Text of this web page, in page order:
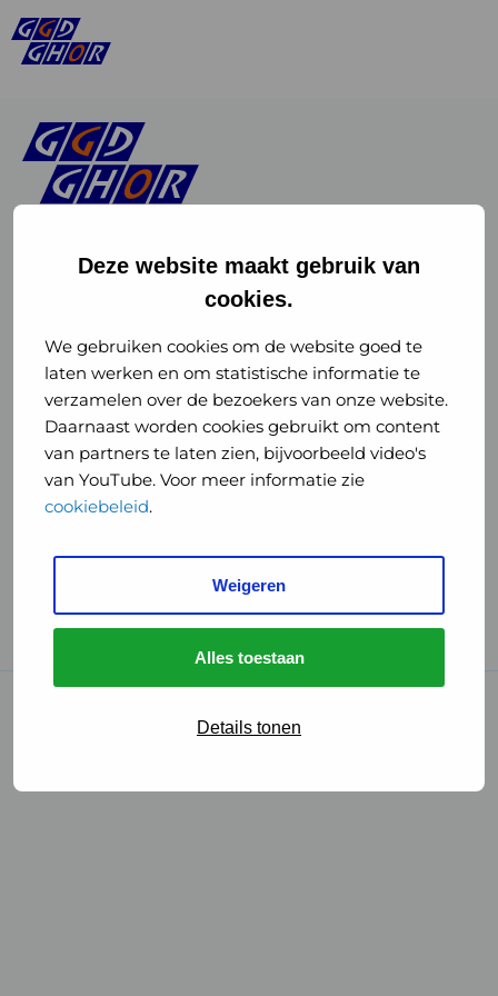
Deze website maakt gebruik van
cookies.
We gebruiken cookies om de website goed te
laten werken en om statistische informatie te
verzamelen over de bezoekers van onze website.
Daarnaast worden cookies gebruikt om content
van partners te laten zien, bijvoorbeeld video's
van YouTube. Voor meer informatie zie
cookiebeleid.
Weigeren
Alles toestaan
Details tonen
of
GGD
GHOR
Nederland
Instagram
of
GGD
GHOR
Nederland
GGD Reizen op social media
GGD Reizen
GGD Reisvaccinaties